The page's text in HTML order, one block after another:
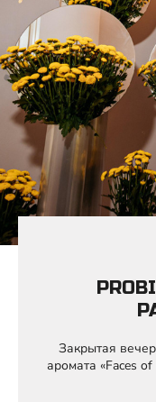
Закрытая
аромата «Faces